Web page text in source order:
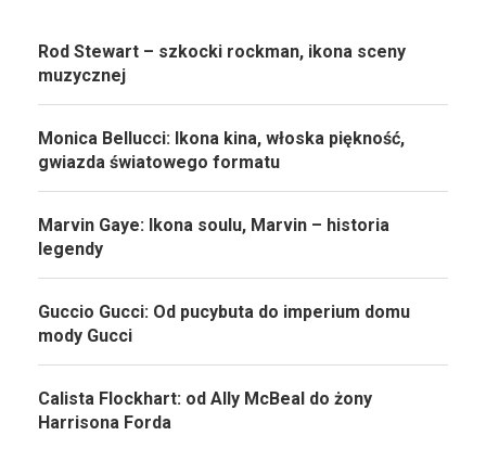
Rod Stewart – szkocki rockman, ikona sceny
muzycznej
Monica Bellucci: Ikona kina, włoska piękność,
gwiazda światowego formatu
Marvin Gaye: Ikona soulu, Marvin – historia
legendy
Guccio Gucci: Od pucybuta do imperium domu
mody Gucci
Calista Flockhart: od Ally McBeal do żony
Harrisona Forda